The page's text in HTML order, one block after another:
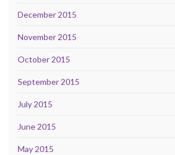
December 2015
November 2015
October 2015
September 2015
July 2015
June 2015
May 2015